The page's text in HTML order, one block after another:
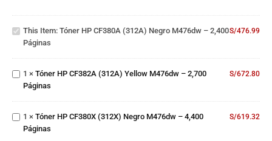
(312A)
Negro
M476dw
This Item: Tóner HP CF380A (312A) Negro M476dw – 2,400
Páginas
S/476.99
Tóner
HP
CF382A
(312A)
Yellow
M476dw
1 × Tóner HP CF382A (312A) Yellow M476dw – 2,700
Páginas
S/672.80
Tóner
HP
CF380X
(312X)
Negro
M476dw
1 × Tóner HP CF380X (312X) Negro M476dw – 4,400
Páginas
S/619.32
Tóner
HP
CF383A